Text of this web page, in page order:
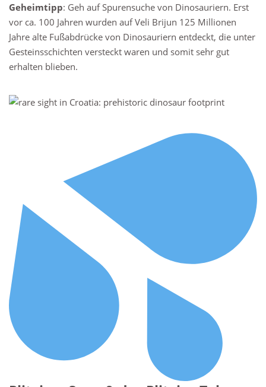
Geheimtipp: Geh auf Spurensuche von Dinosauriern. Erst
vor ca. 100 Jahren wurden auf Veli Brijun 125 Millionen
Jahre alte Fußabdrücke von Dinosauriern entdeckt, die unter
Gesteinsschichten versteckt waren und somit sehr gut
erhalten blieben.